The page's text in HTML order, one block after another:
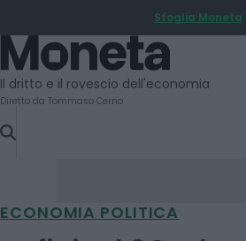
TO
CONTENT
Sfoglia Moneta
Moneta
Il dritto e il rovescio dell'economia
Diretto da Tommaso Cerno
ECONOMIA POLITICA